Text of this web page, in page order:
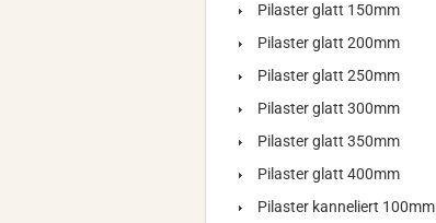
Pilaster glatt 150mm
Pilaster glatt 200mm
Pilaster glatt 250mm
Pilaster glatt 300mm
Pilaster glatt 350mm
Pilaster glatt 400mm
Pilaster kanneliert 100mm